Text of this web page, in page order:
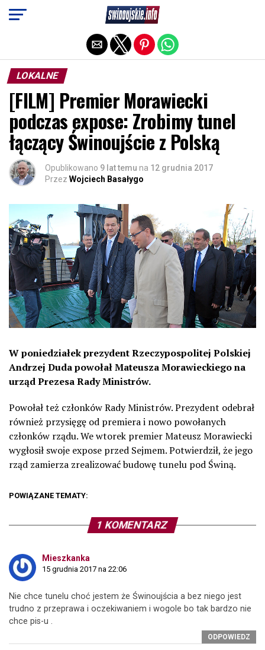
LOKALNE
[FILM] Premier Morawiecki
podczas expose: Zrobimy tunel
łączący Świnoujście z Polską
Opublikowano 9 lat temu na 12 grudnia 2017
Przez Wojciech Basałygo
W poniedziałek prezydent Rzeczypospolitej Polskiej
Andrzej Duda powołał Mateusza Morawieckiego na
urząd Prezesa Rady Ministrów.
Powołał też członków Rady Ministrów. Prezydent odebrał
również przysięgę od premiera i nowo powołanych
członków rządu. We wtorek premier Mateusz Morawiecki
wygłosił swoje expose przed Sejmem. Potwierdził, że jego
rząd zamierza zrealizować budowę tunelu pod Świną.
POWIĄZANE TEMATY:
1 KOMENTARZ
Mieszkanka
15 grudnia 2017 na 22:06
Nie chce tunelu choć jestem że Świnoujścia a bez niego jest
trudno z przeprawa i oczekiwaniem i wogole bo tak bardzo nie
chce pis-u .
ODPOWIEDZ
Exit mobile version